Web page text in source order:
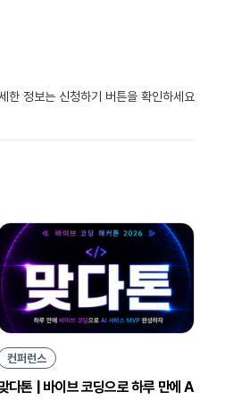
정보는 신청하기 버튼을 확인하세요
컨퍼런스
다톤 | 바이브 코딩으로 하루 만에 A